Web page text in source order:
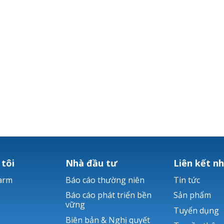
tôi Nhà đầu tư
Báo cáo thường niên
Báo cáo phát triển bền
vững
Biên bản & Nghị quyết
Liên kết
Tin tức
Sản phẩm
Tuyển dụng